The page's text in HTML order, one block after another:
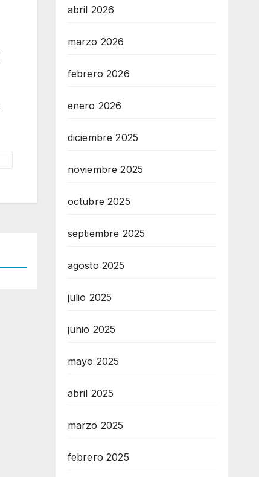
abril 2026
marzo 2026
febrero 2026
enero 2026
diciembre 2025
noviembre 2025
octubre 2025
septiembre 2025
agosto 2025
julio 2025
junio 2025
mayo 2025
abril 2025
marzo 2025
febrero 2025